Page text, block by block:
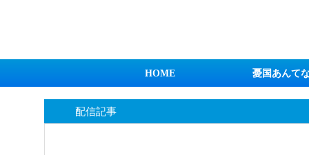
HOME 憂国あんて
配信記事